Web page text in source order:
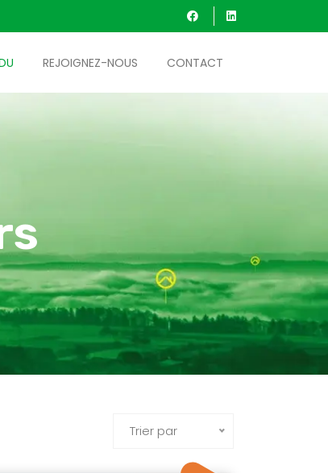
REJOIGNEZ-NOUS CONTACT
Trier par